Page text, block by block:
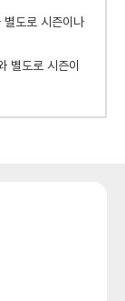
별도로 시즌이나
별도로 시즌이